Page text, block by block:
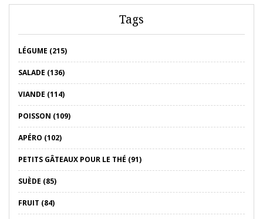
Tags
LÉGUME (215)
SALADE (136)
VIANDE (114)
POISSON (109)
APÉRO (102)
PETITS GÂTEAUX POUR LE THÉ (91)
SUÈDE (85)
FRUIT (84)